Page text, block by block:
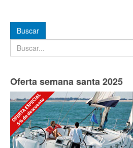
Buscar
Oferta semana santa 2025